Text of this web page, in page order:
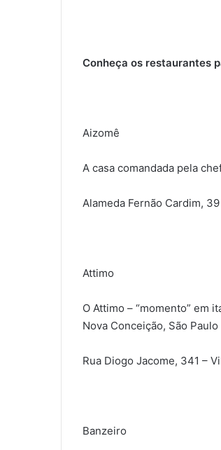
Conheça os restaurantes
Aizomê
A casa comandada pela
Alameda Fernão Cardim,
Attimo
O Attimo – “momento” em
Nova Conceição, São Paulo
Rua Diogo Jacome, 341 –
Banzeiro